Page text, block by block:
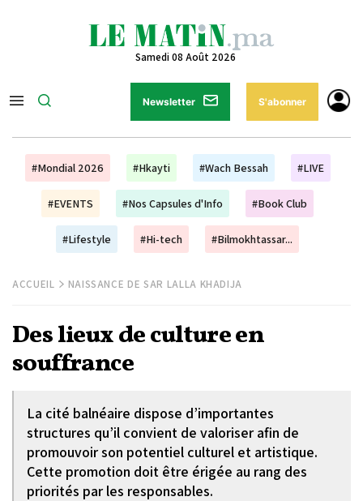
Samedi 08 Août 2026
Newsletter S'abonner
#Mondial 2026 #Hkayti #Wach Bessah #LIVE
#EVENTS #Nos Capsules d'Info #Book Club
#Lifestyle #Hi-tech #Bilmokhtassar...
ACCUEIL NAISSANCE DE SAR LALLA KHADIJA
Des lieux de culture en
souffrance
La cité balnéaire dispose d’importantes
structures qu’il convient de valoriser afin de
promouvoir son potentiel culturel et artistique.
Cette promotion doit être érigée au rang des
priorités par les responsables.